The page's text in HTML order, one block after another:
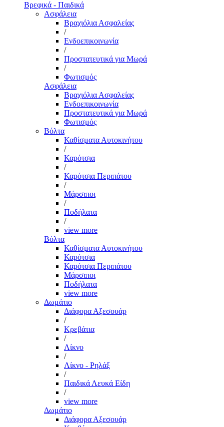
Βρεφικά - Παιδικά
Ασφάλεια
Βραχιόλια Ασφαλείας
/
Ενδοεπικοινωνία
/
Προστατευτικά για Μωρά
/
Φωτισμός
Ασφάλεια
Βραχιόλια Ασφαλείας
Ενδοεπικοινωνία
Προστατευτικά για Μωρά
Φωτισμός
Βόλτα
Καθίσματα Αυτοκινήτου
/
Καρότσια
/
Καρότσια Περιπάτου
/
Μάρσιποι
/
Ποδήλατα
/
view more
Βόλτα
Καθίσματα Αυτοκινήτου
Καρότσια
Καρότσια Περιπάτου
Μάρσιποι
Ποδήλατα
view more
Δωμάτιο
Διάφορα Αξεσουάρ
/
Κρεβάτια
/
Λίκνο
/
Λίκνο - Ρηλάξ
/
Παιδικά Λευκά Είδη
/
view more
Δωμάτιο
Διάφορα Αξεσουάρ